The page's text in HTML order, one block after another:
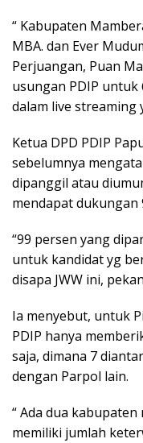
“ Kabupaten
MBA. dan Ever
Perjuangan, Puan
usungan PDIP untuk
dalam live streaming
Ketua DPD PDIP
sebelumnya
dipanggil atau
mendapat dukungan
“99 persen yang
untuk kandidat yg
disapa JWW ini,
Ia menyebut, untuk
PDIP hanya
saja, dimana 7
dengan Parpol lain.
“ Ada dua
memiliki jumlah